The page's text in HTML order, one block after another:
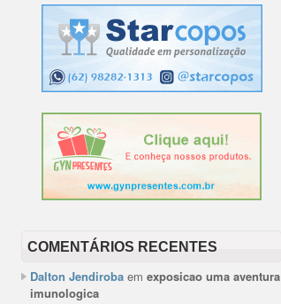
COMENTÁRIOS RECENTES
Dalton Jendiroba em exposicao uma aventura
imunologica